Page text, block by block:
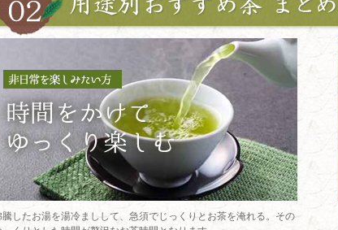
騰したお湯を湯冷ましして、急須でじっくりとお茶を淹れる。その